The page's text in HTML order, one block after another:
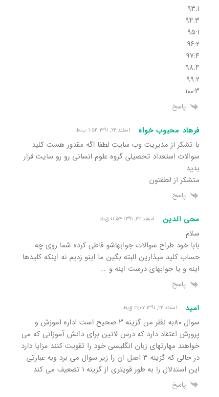
۹۳:۱
۹۴:۳
۹۵:۱
۹۶:۲
۹۷:۴
۹۸:۴
۹۹:۲
۱۰۰:۳
پاسخ
فرهاد محبوب خواه اسفند ۲۲, ۱۳۹۱ ۱:۵۴ ب٫ظ
با تشکر از مدیریت وب سایت لطفا اگه مقدور هست کلید
سوالات استعداد تحصیلی گروه علوم انسانی رو رو سایت قرار
بدید
متشکر از لطفتون
پاسخ
محی الدین اسفند ۲۲, ۱۳۹۱ ۱۱:۵۴ ق٫ظ
سلام
بابا خود طراح سوالات جوابهاشو قاطی کرده شما روی چه
حساب کلید میذارین البته بگین ما اینو زدیم نه اینکه کلیدها
اینه و یا جوابهای درست اینه و ….
پاسخ
امید اسفند ۲۲, ۱۳۹۱ ۱۱:۰۷ ق٫ظ
سوال ۸۰به نظر من گزینه ۳ صحیح است اداره اموزش و
پرورش اعتقاد دارد که درس لاتین برای دانش آموزانی که می
خواهند مهارتهای زبان انگلیسی خود را تقویت کنند مزایا دارد
در حالی که گزینه ۳ اصل ان را زیر سوال می برد وبه عبارتی
این استدلال را به طور قویتری از گزینه ۱ تضعیف می کند
پاسخ